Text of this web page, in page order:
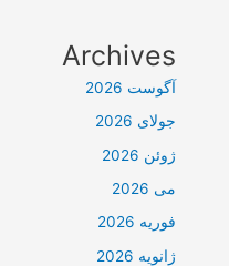
Archives
آگوست 2026
جولای 2026
ژوئن 2026
می 2026
فوریه 2026
ژانویه 2026